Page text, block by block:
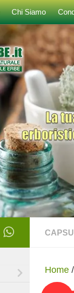
Chi Siamo
Home /